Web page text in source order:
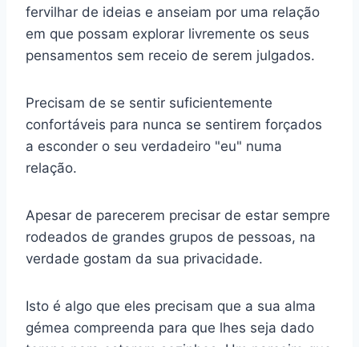
fervilhar de ideias e anseiam por uma relação
em que possam explorar livremente os seus
pensamentos sem receio de serem julgados.
Precisam de se sentir suficientemente
confortáveis para nunca se sentirem forçados
a esconder o seu verdadeiro "eu" numa
relação.
Apesar de parecerem precisar de estar sempre
rodeados de grandes grupos de pessoas, na
verdade gostam da sua privacidade.
Isto é algo que eles precisam que a sua alma
gémea compreenda para que lhes seja dado